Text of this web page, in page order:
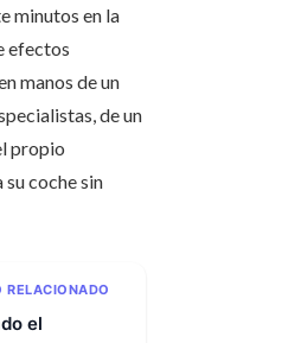
minutos en la
efectos
manos de un
de un
propio
coche sin
RELACIONADO
el